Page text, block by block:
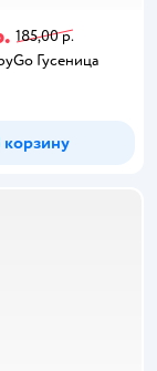
185,00 р.
Гусеница
корзину